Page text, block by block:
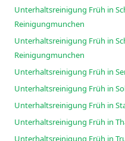
Unterhaltsreinigung Früh in
Reinigungmunchen
Unterhaltsreinigung Früh in
Reinigungmunchen
Unterhaltsreinigung Früh in
Unterhaltsreinigung Früh in
Unterhaltsreinigung Früh in
Unterhaltsreinigung Früh in
Unterhaltsreinigung Früh in